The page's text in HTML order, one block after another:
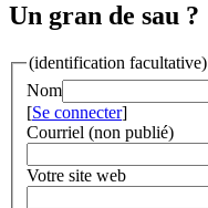
Un gran de sau ?
(identification facultative)
Nom
[Se connecter]
Courriel (non publié)
Votre site web